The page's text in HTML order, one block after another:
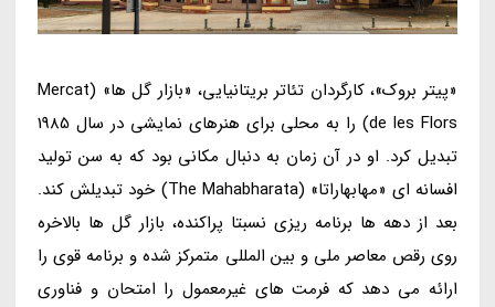
«پیتر بروک»، کارگردان تئاتر بریتانیایی، «بازار گل ها» (Mercat
de les Flors) را به محلی برای هنرهای نمایشی در سال 1985
تبدیل کرد. او در آن زمان به دنبال مکانی بود که به سن تولید
افسانه ای «مهابهاراتا» (The Mahabharata) خود تبدیلش کند.
بعد از دهه ها برنامه ریزی نسبتا پراکنده، بازار گل ها بالاخره
روی رقص معاصر ملی و بین المللی متمرکز شده و برنامه قوی را
ارائه می دهد که فرمت های غیرمعمول را امتحان و فناوری